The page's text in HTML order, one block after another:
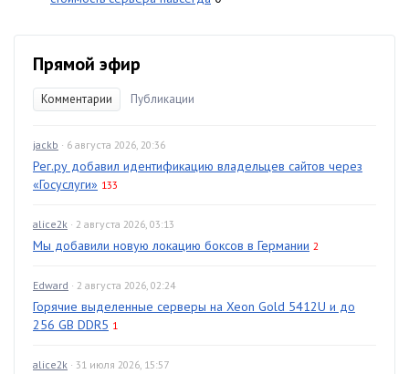
Прямой эфир
Комментарии Публикации
jackb · 6 августа 2026, 20:36
Рег.ру добавил идентификацию владельцев сайтов через
«Госуслуги» 133
alice2k · 2 августа 2026, 03:13
Мы добавили новую локацию боксов в Германии 2
Edward · 2 августа 2026, 02:24
Горячие выделенные серверы на Xeon Gold 5412U и до
256 GB DDR5 1
alice2k · 31 июля 2026, 15:57